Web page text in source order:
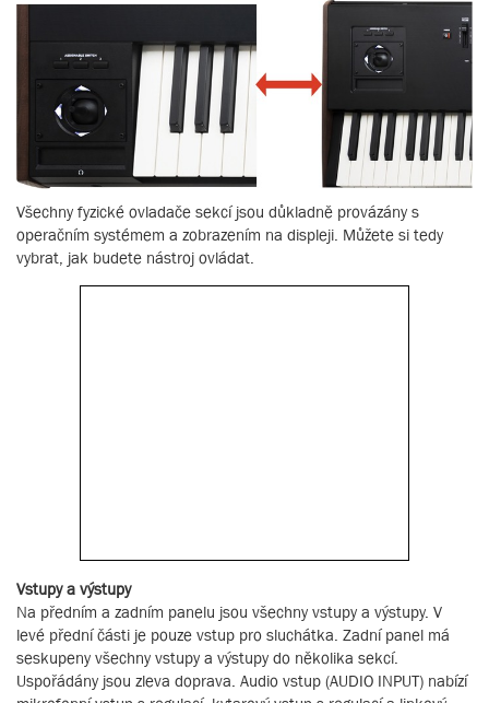
Všechny fyzické ovladače sekcí jsou důkladně provázány s
operačním systémem a zobrazením na displeji. Můžete si tedy
vybrat, jak budete nástroj ovládat.
Vstupy a výstupy
Na předním a zadním panelu jsou všechny vstupy a výstupy. V
levé přední části je pouze vstup pro sluchátka. Zadní panel má
seskupeny všechny vstupy a výstupy do několika sekcí.
Uspořádány jsou zleva doprava. Audio vstup (AUDIO INPUT) nabízí